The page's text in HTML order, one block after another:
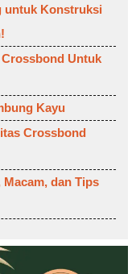
untuk Konstruksi
Untuk
Kayu
Crossbond
dan Tips